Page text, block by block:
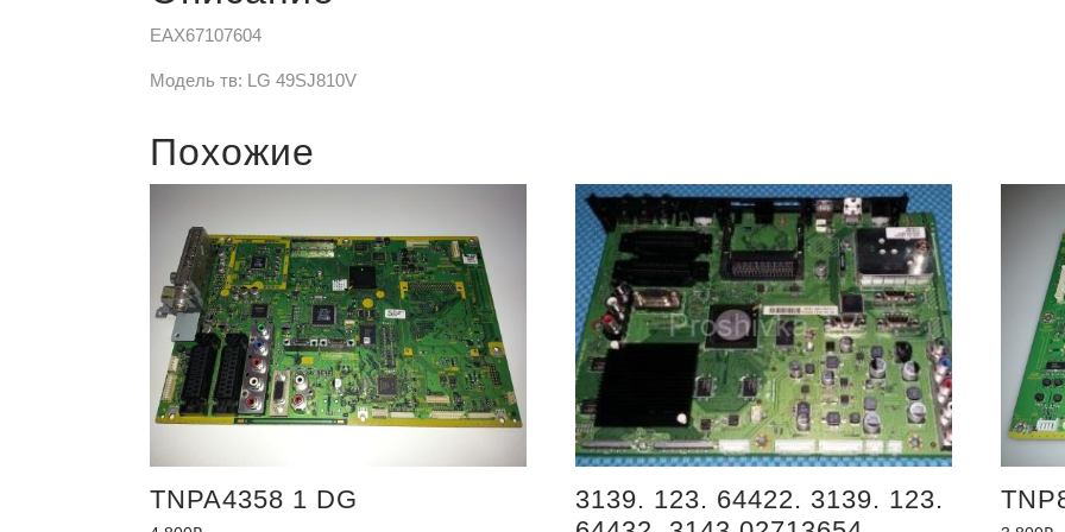
EAX67107604
Модель тв: LG 49SJ810V
Похожие
TNPA4358 1 DG
3139. 123. 64422. 3139. 123.